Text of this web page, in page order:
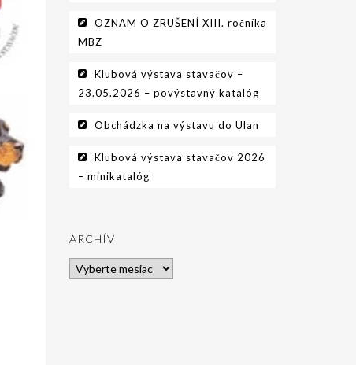
OZNAM O ZRUŠENÍ XIII. ročníka
MBZ
Klubová výstava stavačov –
23.05.2026 – povýstavný katalóg
Obchádzka na výstavu do Ulan
Klubová výstava stavačov 2026
– minikatalóg
ARCHÍV
Archív